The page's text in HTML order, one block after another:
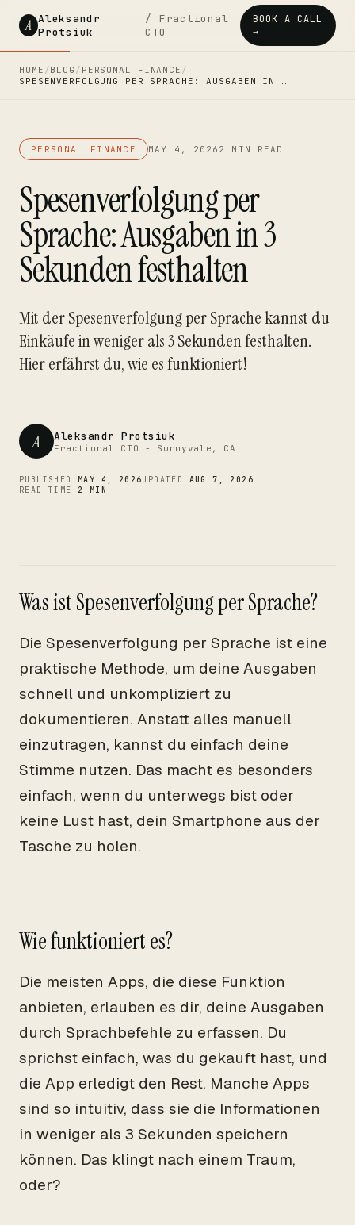
A Aleksandr
Protsiuk
/ Fractional
CTO
BOOK A CALL
→
HOME /BLOG / PERSONAL FINANCE /
SPESENVERFOLGUNG PER SPRACHE: AUSGABEN IN …
PERSONAL FINANCE MAY 4, 2026 2 MIN READ
Spesenverfolgung per
Sprache: Ausgaben in 3
Sekunden festhalten
Mit der Spesenverfolgung per Sprache kannst du
Einkäufe in weniger als 3 Sekunden festhalten.
Hier erfährst du, wie es funktioniert!
A Aleksandr Protsiuk
Fractional CTO - Sunnyvale, CA
PUBLISHED MAY 4, 2026UPDATED AUG 7, 2026
READ TIME 2 MIN
Was ist Spesenverfolgung per Sprache?
Die Spesenverfolgung per Sprache ist eine
praktische Methode, um deine Ausgaben
schnell und unkompliziert zu
dokumentieren. Anstatt alles manuell
einzutragen, kannst du einfach deine
Stimme nutzen. Das macht es besonders
einfach, wenn du unterwegs bist oder
keine Lust hast, dein Smartphone aus der
Tasche zu holen.
Wie funktioniert es?
Die meisten Apps, die diese Funktion
anbieten, erlauben es dir, deine Ausgaben
durch Sprachbefehle zu erfassen. Du
sprichst einfach, was du gekauft hast, und
die App erledigt den Rest. Manche Apps
sind so intuitiv, dass sie die Informationen
in weniger als 3 Sekunden speichern
können. Das klingt nach einem Traum,
oder?